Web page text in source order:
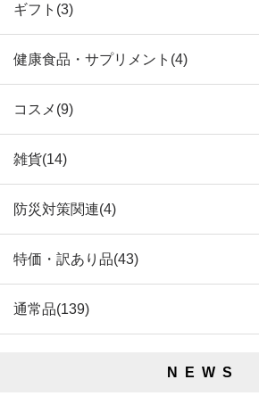
ギフト(3)
健康食品・サプリメント(4)
コスメ(9)
雑貨(14)
防災対策関連(4)
特価・訳あり品(43)
通常品(139)
N E W S